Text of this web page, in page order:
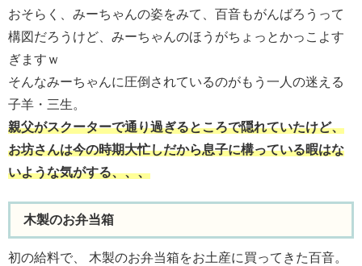
おそらく、みーちゃんの姿をみて、百音もがんばろうって
構図だろうけど、みーちゃんのほうがちょっとかっこよす
ぎますｗ
そんなみーちゃんに圧倒されているのがもう一人の迷える
子羊・三生。
親父がスクーターで通り過ぎるところで隠れていたけど、
お坊さんは今の時期大忙しだから息子に構っている暇はな
いような気がする、、、
木製のお弁当箱
初の給料で、 木製のお弁当箱をお土産に買ってきた百音。